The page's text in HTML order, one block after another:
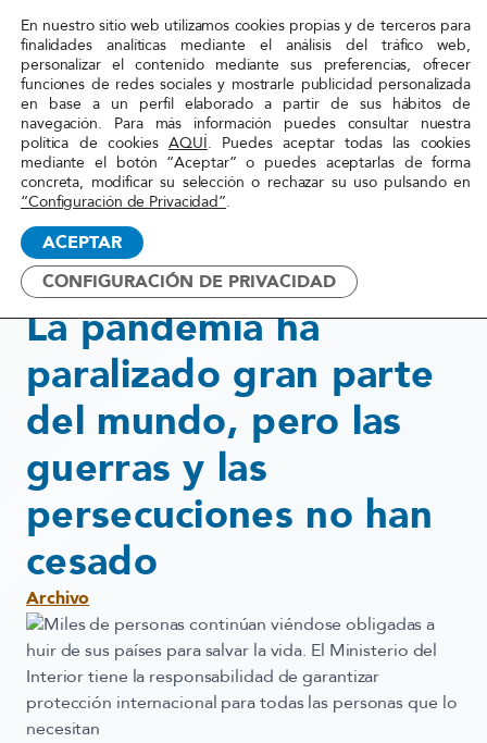
Red
Acoge
Inicio»Actualidad» La pandemia ha paralizado
gran parte del mundo, pero las
guerras y las persecuciones no
15 junio, 2020
La pandemia ha
paralizado gran parte
del mundo, pero las
guerras y las
persecuciones no han
cesado
Archivo
Miles de personas continúan viéndose obligadas a
huir de sus países para salvar la vida. El Ministerio del
Interior tiene la responsabilidad de garantizar
protección internacional para todas las personas que lo
necesitan
En nuestro sitio web utilizamos cookies propias y de terceros para
finalidades analíticas mediante el análisis del tráfico web,
personalizar el contenido mediante sus preferencias, ofrecer
funciones de redes sociales y mostrarle publicidad personalizada
en base a un perfil elaborado a partir de sus hábitos de
navegación. Para más información puedes consultar nuestra
política de cookiesAQUÍ. Puedes aceptar todas las cookies
mediante el botón “Aceptar” o puedes aceptarlas de forma
concreta, modificar su selección o rechazar su uso pulsando en
“Configuración de Privacidad”.
ACEPTAR
CONFIGURACIÓN DE PRIVACIDAD